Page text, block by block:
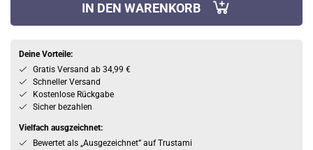
IN DEN WARENKORB
Deine Vorteile:
Gratis Versand ab 34,99 €
Schneller Versand
Kostenlose Rückgabe
Sicher bezahlen
Vielfach ausgzeichnet:
Bewertet als „Ausgezeichnet” auf Trustami